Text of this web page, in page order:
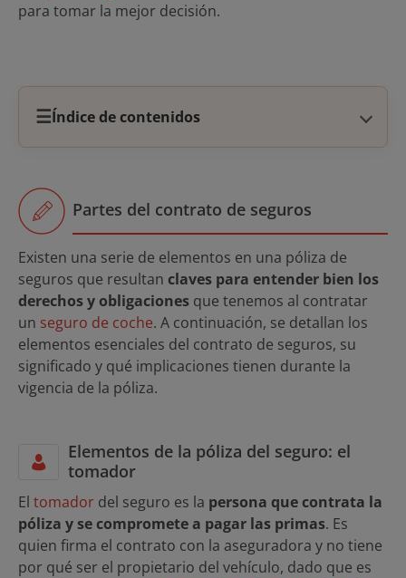
para tomar la mejor decisión.
☰Índice de contenidos
Partes del contrato de seguros
Existen una serie de elementos en una póliza de
seguros que resultan claves para entender bien los
derechos y obligaciones que tenemos al contratar
un seguro de coche. A continuación, se detallan los
elementos esenciales del contrato de seguros, su
significado y qué implicaciones tienen durante la
vigencia de la póliza.
Elementos de la póliza del seguro: el
tomador
El tomador del seguro es la persona que contrata la
póliza y se compromete a pagar las primas. Es
quien firma el contrato con la aseguradora y no tiene
por qué ser el propietario del vehículo, dado que es